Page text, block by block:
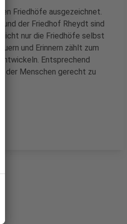
Friedhöfe ausgezeichnet.
der Friedhof Rheydt sind
nur die Friedhöfe selbst
und Erinnern zählt zum
Entsprechend
der Menschen gerecht zu